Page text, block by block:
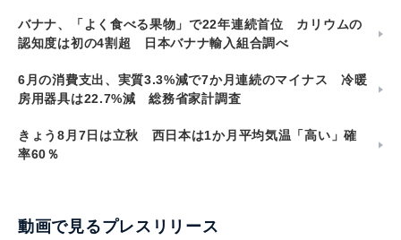
バナナ、「よく食べる果物」で22年連続首位 カリウムの
認知度は初の4割超 日本バナナ輸入組合調べ
6月の消費支出、実質3.3%減で7か月連続のマイナス 冷暖
房用器具は22.7%減 総務省家計調査
きょう8月7日は立秋 西日本は1か月平均気温「高い」確
率60％
動画で見るプレスリリース